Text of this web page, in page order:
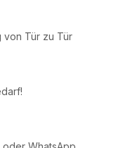
von Tür zu Tür